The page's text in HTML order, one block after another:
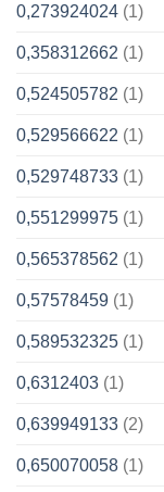
0,273924024 (1)
0,358312662 (1)
0,524505782 (1)
0,529566622 (1)
0,529748733 (1)
0,551299975 (1)
0,565378562 (1)
0,57578459 (1)
0,589532325 (1)
0,6312403 (1)
0,639949133 (2)
0,650070058 (1)